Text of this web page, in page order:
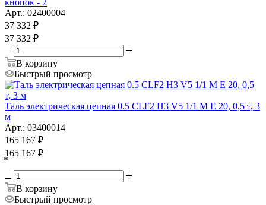
Арт.: 02400004
37 332 ₽
37 332 ₽
В корзину
Быстрый просмотр
Таль электрическая цепная 0.5 CLF2 H3 V5 1/1 M E 20, 0,5 т, 3
м
Арт.: 03400014
165 167 ₽
165 167 ₽
*
В корзину
Быстрый просмотр